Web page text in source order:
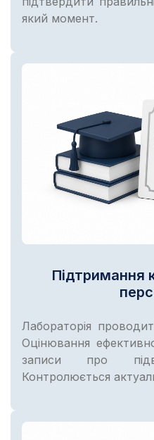
який момент.
Підтримання
Лабораторія
Оцінювання
записи про
Контролюється